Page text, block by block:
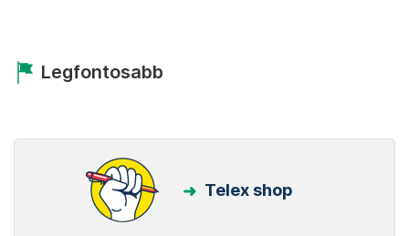
Legfontosabb
Telex shop